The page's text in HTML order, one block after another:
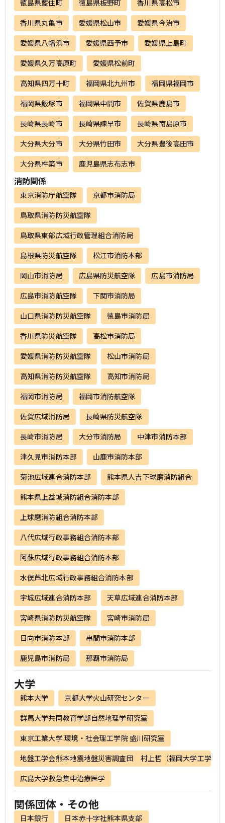
徳島県藍住町 徳島県板野町 香川県高松市
香川県丸亀市 愛媛県松山市 愛媛県今治市
愛媛県八幡浜市 愛媛県西予市 愛媛県上島町
愛媛県久万高原町 愛媛県松前町
高知県四万十町 福岡県北九州市 福岡県福岡市
福岡県飯塚市 福岡県中間市 佐賀県鹿島市
長崎県長崎市 長崎県諫早市 長崎県南島原市
大分県大分市 大分県竹田市 大分県豊後高田市
大分県杵築市 鹿児島県志布志市
消防関係
東京消防庁航空隊 京都市消防局
鳥取県消防防災航空隊
鳥取県東部広域行政管理組合消防局
島根県防災航空隊 松江市消防本部
岡山市消防局 広島県防災航空隊 広島市消防局
広島市消防航空隊 下関市消防局
山口県消防防災航空隊 徳島市消防局
香川県防災航空隊 高松市消防局
愛媛県消防防災航空隊 松山市消防局
高知県消防防災航空隊 高知市消防局
福岡市消防局 福岡市消防航空隊
佐賀広域消防局 長崎県防災航空隊
長崎市消防局 大分市消防局 中津市消防本部
津久見市消防本部 山鹿市消防本部
菊池広域連合消防本部 熊本県人吉下球磨消防組合
熊本県上益城消防組合消防本部
上球磨消防組合消防本部
八代広域行政事務組合消防本部
阿蘇広域行政事務組合消防本部
水俣芦北広域行政事務組合消防本部
宇城広域連合消防本部 天草広域連合消防本部
宮崎県消防防災航空隊 宮崎市消防局
日向市消防本部 串間市消防本部
鹿児島市消防局 那覇市消防局
大学
熊本大学 京都大学火山研究センター
群馬大学共同教育学部自然地理学研究室
東京工業大学 環境・社会理工学院 盛川研究室
地盤工学会熊本地震地盤災害調査団 村上哲（福岡大学工学部）
広島大学救急集中治療医学
関係団体・その他
日本銀行 日本赤十字社熊本県支部